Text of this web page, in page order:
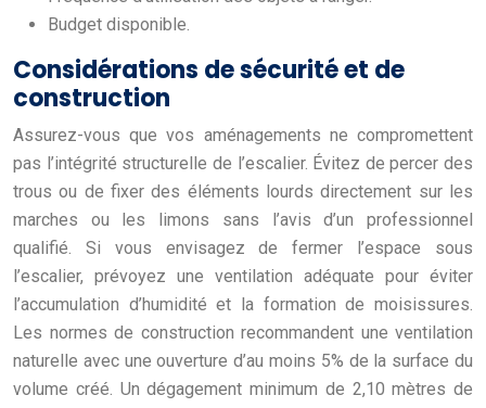
Budget disponible.
Considérations de sécurité et de
construction
Assurez-vous que vos aménagements ne compromettent
pas l’intégrité structurelle de l’escalier. Évitez de percer des
trous ou de fixer des éléments lourds directement sur les
marches ou les limons sans l’avis d’un professionnel
qualifié. Si vous envisagez de fermer l’espace sous
l’escalier, prévoyez une ventilation adéquate pour éviter
l’accumulation d’humidité et la formation de moisissures.
Les normes de construction recommandent une ventilation
naturelle avec une ouverture d’au moins 5% de la surface du
volume créé. Un dégagement minimum de 2,10 mètres de